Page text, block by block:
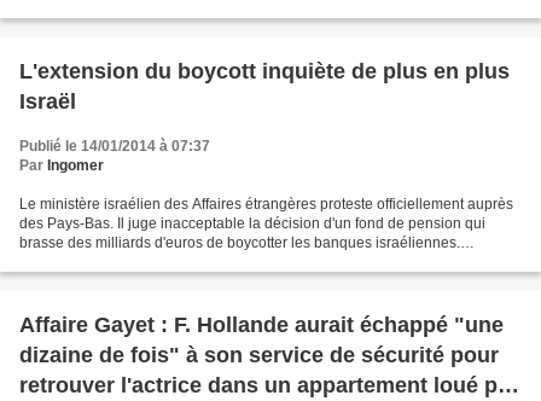
L'extension du boycott inquiète de plus en plus
Israël
Publié le 14/01/2014 à 07:37
Par Ingomer
Le ministère israélien des Affaires étrangères proteste officiellement auprès
des Pays-Bas. Il juge inacceptable la décision d'un fond de pension qui
brasse des milliards d'euros de boycotter les banques israéliennes.
Affaire Gayet : F. Hollande aurait échappé "une
dizaine de fois" à son service de sécurité pour
retrouver l'actrice dans un appartement loué par